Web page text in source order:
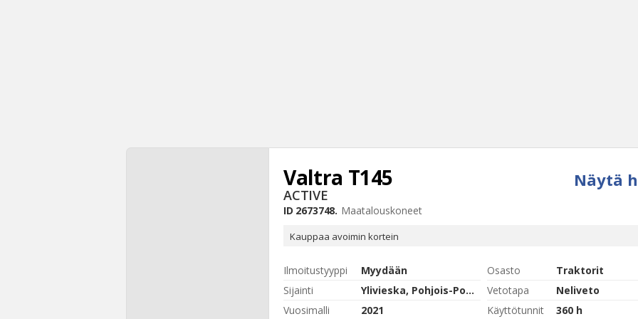
Näytä
Valtra T145
ACTIVE
ID 2673748. Maatalouskoneet
Kauppaa avoimin kortein
Ilmoitustyyppi Myydään Osasto
Traktorit
Sijainti
Ylivieska, Pohjois-Pohjanmaa Vetotapa
Neliveto
Vuosimalli
2021 Käyttötunnit
360 h